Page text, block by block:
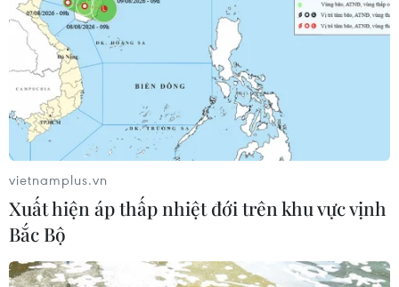
vietnamplus.vn
Xuất hiện áp thấp nhiệt đới trên khu vực vịnh
Bắc Bộ